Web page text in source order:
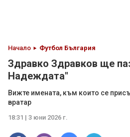
Начало Футбол България
Здравко Здравков ще
Надеждата"
Вижте имената, към които се
вратар
18:31 | 3 юни 2026 г.